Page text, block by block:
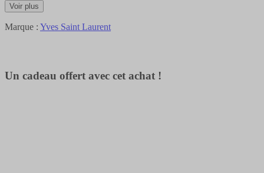
Voir plus
Marque : Yves Saint Laurent
Un cadeau offert avec cet achat !